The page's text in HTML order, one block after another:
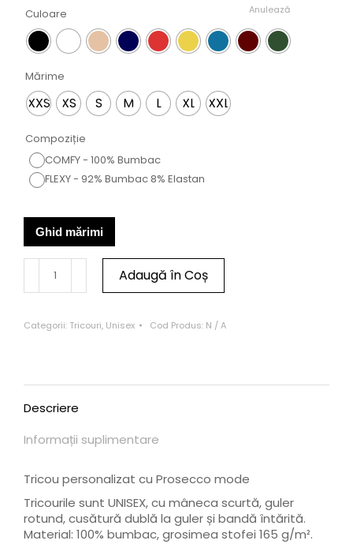
Culoare
Mărime
XXS XS S M L XL XXL
Compoziție
COMFY - 100% Bumbac
FLEXY - 92% Bumbac 8% Elastan
Anulează
Ghid mărimi
Adaugă în Coș
Categorii: Tricouri, Unisex Cod Produs: N / A
Descriere
Informații suplimentare
Tricou personalizat cu Prosecco mode
Tricourile sunt UNISEX, cu mâneca scurtă, guler
rotund, cusătură dublă la guler și bandă întărită.
Material: 100% bumbac, grosimea stofei 165 g/m².